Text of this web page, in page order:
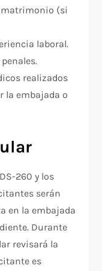
(si
laboral.
realizados
la embajada o
260 y los
serán
en la embajada
Durante
revisará la
es